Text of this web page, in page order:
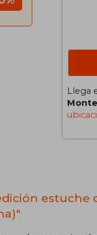
Llega
estuche